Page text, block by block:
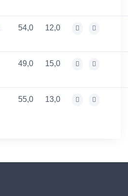
54,0 12,0
49,0 15,0
55,0 13,0